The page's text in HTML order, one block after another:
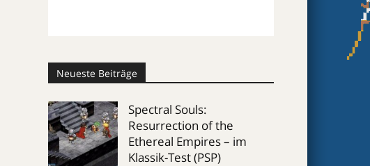
Neueste Beiträge
Spectral Souls:
Resurrection of the
Ethereal Empires – im
Klassik-Test (PSP)